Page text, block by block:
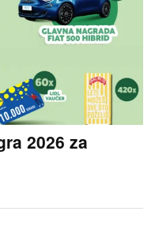
2026 za